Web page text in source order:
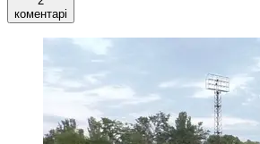
коментарі